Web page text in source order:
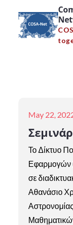
content
Posted
on
May 22,
Το Δίκτυο
Εφαρμογών
σε
Αθανάσιο